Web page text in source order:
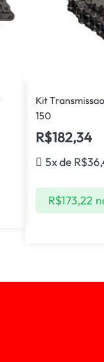
Kit
150
R$182,34
5x de R$
R$173,22